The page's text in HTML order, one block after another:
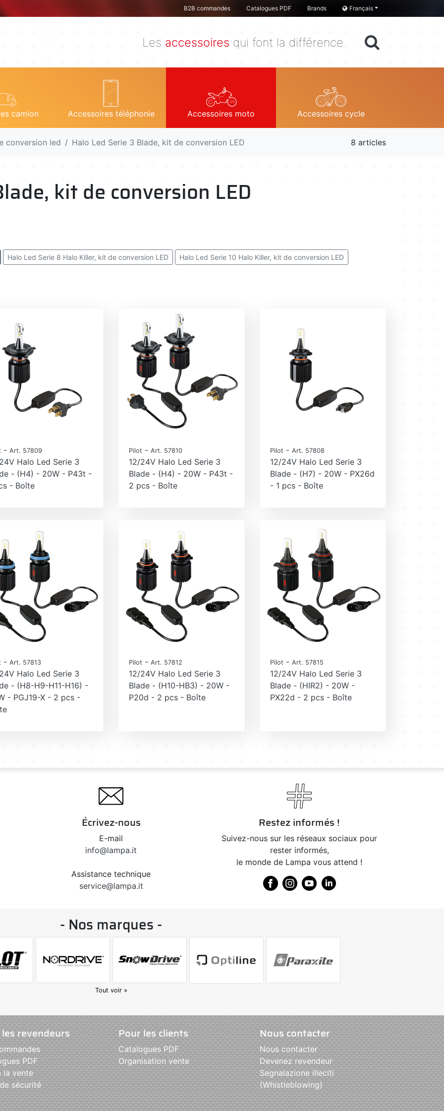
B2B commandes Catalogues PDF Brands Français
Les accessoires qui font la différence
camion Accessoires téléphonie Accessoires moto Accessoires cycle
conversion led Halo Led Serie 3 Blade, kit de conversion LED 8 articles
kit de conversion LED
Halo Led Serie 8 Halo Killer, kit de conversion LED Halo Led Serie 10 Halo Killer, kit de conversion LED
Led Alien-X Series, kit de conversion LED Halo Led Pro-Bike 1, kit de conversion LED
Led Cheat box
- Art. 57809
Halo Led Serie 3
- (H4) - 20W - P43t -
- Boîte
Pilot - Art. 57810
12/24V Halo Led Serie 3
Blade - (H4) - 20W - P43t -
2 pcs - Boîte
Pilot - Art. 57808
12/24V Halo Led Serie 3
Blade - (H7) - 20W - PX26d
- 1 pcs - Boîte
- Art. 57813
Halo Led Serie 3
- (H8-H9-H11-H16) -
- PGJ19-X - 2 pcs -
Pilot - Art. 57812
12/24V Halo Led Serie 3
Blade - (H10-HB3) - 20W -
P20d - 2 pcs - Boîte
Pilot - Art. 57815
12/24V Halo Led Serie 3
Blade - (HIR2) - 20W -
PX22d - 2 pcs - Boîte
Écrivez-nous
E-mail
info@lampa.it
Assistance technique
service@lampa.it
Restez informés !
Suivez-nous sur les réseaux sociaux pour
rester informés,
le monde de Lampa vous attend !
- Nos marques -
Tout voir »
revendeurs
PDF
la vente
sécurité
Pour les clients
Catalogues PDF
Organisation vente
Nous contacter
Nous contacter
Devenez revendeur
Segnalazione illeciti
(Whistleblowing)